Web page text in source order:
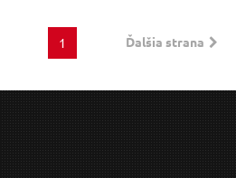
Ďalšia strana
1